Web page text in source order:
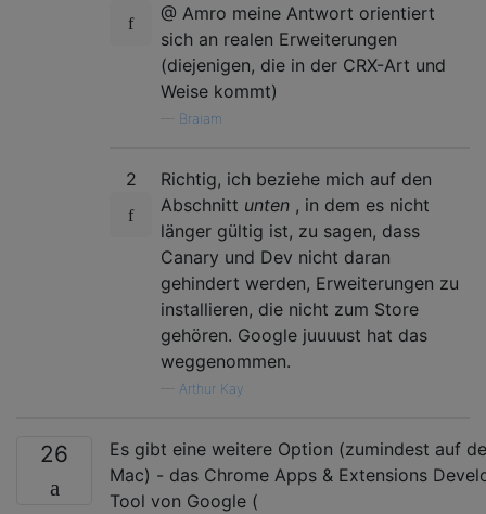
@ Amro meine Antwort orientiert
sich an realen Erweiterungen
(diejenigen, die in der CRX-Art und
Weise kommt)
Braiam
2
Richtig, ich beziehe mich auf den
Abschnitt unten , in dem es nicht
länger gültig ist, zu sagen, dass
Canary und Dev nicht daran
gehindert werden, Erweiterungen zu
installieren, die nicht zum Store
gehören. Google juuuust hat das
weggenommen.
Arthur Kay
26
Es gibt eine weitere Option (zumindest auf
Mac) - das Chrome Apps & Extensions
Tool von Google (